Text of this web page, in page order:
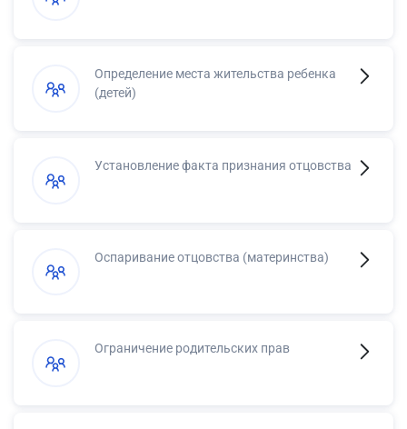
Определение места жительства ребенка
(детей)
Установление факта признания отцовства
Оспаривание отцовства (материнства)
Ограничение родительских прав